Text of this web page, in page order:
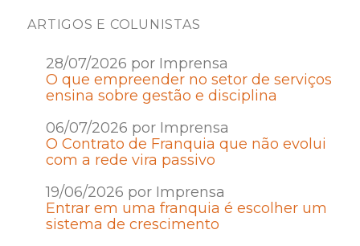
ARTIGOS E COLUNISTAS
28/07/2026 por Imprensa
O que empreender no setor de serviços
ensina sobre gestão e disciplina
06/07/2026 por Imprensa
O Contrato de Franquia que não evolui
com a rede vira passivo
19/06/2026 por Imprensa
Entrar em uma franquia é escolher um
sistema de crescimento